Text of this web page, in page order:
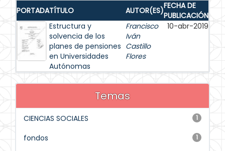
PORTADATÍTULO AUTOR(ES)FECHA DE
PUBLICACIÓN
Estructura y
solvencia de los
planes de pensiones
en Universidades
Autónomas
Francisco
Iván
Castillo
Flores
10-abr-2019
Temas
1
CIENCIAS SOCIALES
1
fondos